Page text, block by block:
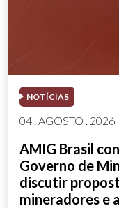
NOTÍCIAS
04 . AGOSTO . 2026
AMIG Brasil
Governo de
discutir
mineradores e